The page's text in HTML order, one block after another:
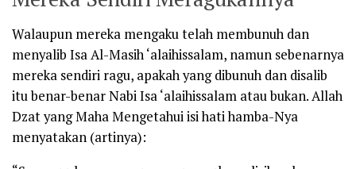
Walaupun mereka mengaku telah membunuh dan
menyalib Isa Al-Masih‘alaihissalam, namun sebenarnya
mereka sendiri ragu, apakah yang dibunuh dan disalib
itu benar-benar Nabi Isa‘alaihissalam atau bukan. Allah
Dzat yang Maha Mengetahui isi hati hamba-Nya
menyatakan (artinya):